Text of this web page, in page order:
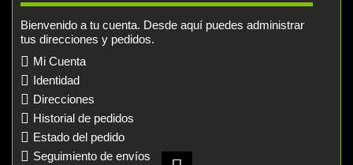
Bienvenido a tu cuenta. Desde aquí puedes administrar
tus direcciones y pedidos.
Mi Cuenta
Identidad
Direcciones
Historial de pedidos
Estado del pedido
Seguimiento de envíos